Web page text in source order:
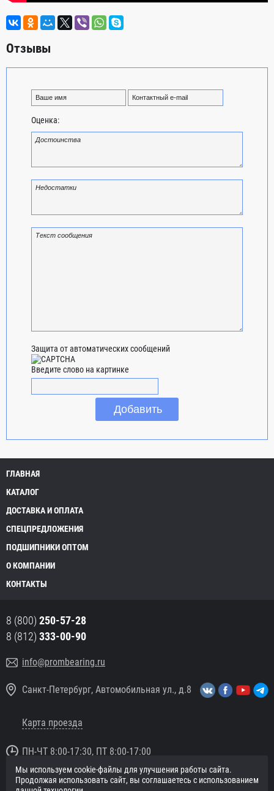
Отзывы
Оценка:
Защита от автоматических сообщений
Введите слово на картинке
ГЛАВНАЯ
КАТАЛОГ
ДОСТАВКА И ОПЛАТА
СПЕЦПРЕДЛОЖЕНИЯ
ПОДШИПНИКИ ОПТОМ
О КОМПАНИИ
КОНТАКТЫ
8 (800) 250-57-28
8 (812) 333-00-90
info@prombearing.ru
Санкт-Петербург, Автомобильная ул., д.8
Карта проезда
ПН-ЧТ 8:00-17:30, ПТ 8:00-17:00
© 2016 «PromBearing.ru»
Подшипники оптом и в розницу.
Мы используем cookie-файлы для улучшения работы сайта.
Продолжая использовать сайт, вы соглашаетесь с использованием